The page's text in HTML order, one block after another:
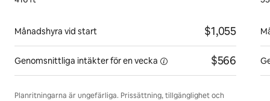
Månadshyra vid start $1,055
Genomsnittliga intäkter fören vecka $566
Planritningarna är ungefärliga. Prissättning, tillgänglighet och